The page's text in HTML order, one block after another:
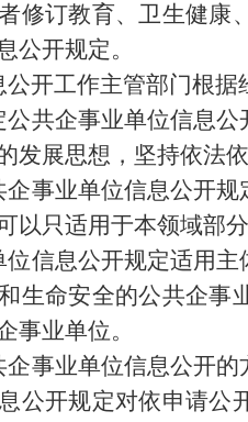
修订教育、卫生健康
公开规定。
公开工作主管部门根
公共企事业单位信息
发展思想，坚持依法
事业单位信息公开规
以只适用于本领域部
位信息公开规定适用
生命安全的公共企
事业单位。
事业单位信息公开的
公开规定对依申请公